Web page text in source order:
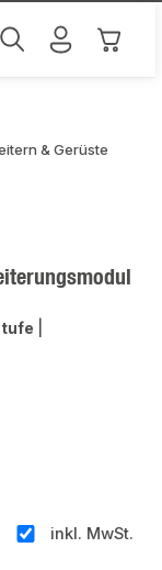
& Gerüste
inkl. MwSt.